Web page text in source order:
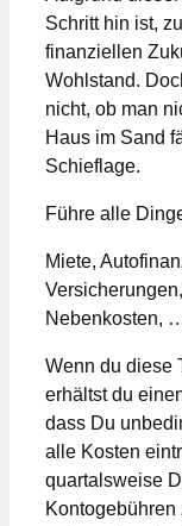
Schritt hin ist,
finanziellen
Wohlstand.
nicht, ob man
Haus im Sand
Schieflage.
Führe alle
Miete,
Nebenkosten,
Wenn du diese
erhältst du
dass Du
alle Kosten
quartalsweise
Kontogebühren